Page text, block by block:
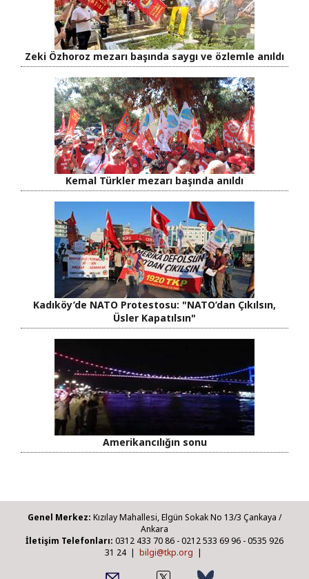
Zeki Özhoroz mezarı başında saygı ve özlemle anıldı
Kemal Türkler mezarı başında anıldı
Kadıköy’de NATO Protestosu: "NATO’dan Çıkılsın,
Üsler Kapatılsın"
Amerikancılığın sonu
Genel Merkez: Kızılay Mahallesi, Elgün Sokak No 13/3 Çankaya /
Ankara
İletişim Telefonları: 0312 433 70 86 - 0212 533 69 96 - 0535 926
31 24 | bilgi@tkp.org |